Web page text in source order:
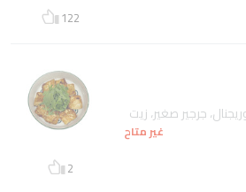
122
جرجير صغير، زيت
غير متاح
2